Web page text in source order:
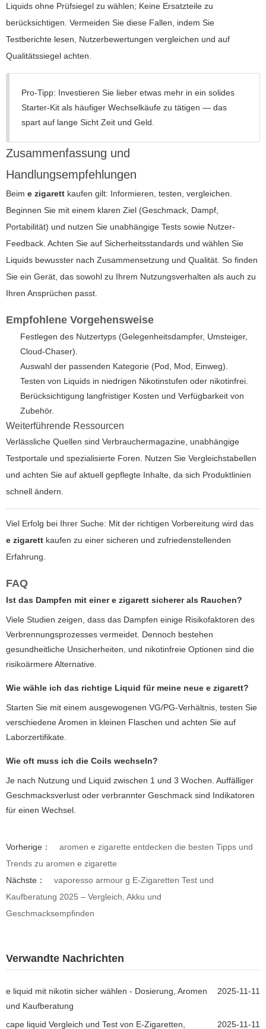
Liquids ohne Prüfsiegel zu wählen; Keine Ersatzteile zu
berücksichtigen. Vermeiden Sie diese Fallen, indem Sie
Testberichte lesen, Nutzerbewertungen vergleichen und auf
Qualitätssiegel achten.
Pro-Tipp: Investieren Sie lieber etwas mehr in ein solides
Starter-Kit als häufiger Wechselkäufe zu tätigen — das
spart auf lange Sicht Zeit und Geld.
Zusammenfassung und
Handlungsempfehlungen
Beim e zigarett kaufen gilt: Informieren, testen, vergleichen.
Beginnen Sie mit einem klaren Ziel (Geschmack, Dampf,
Portabilität) und nutzen Sie unabhängige Tests sowie Nutzer-
Feedback. Achten Sie auf Sicherheitsstandards und wählen Sie
Liquids bewusster nach Zusammensetzung und Qualität. So finden
Sie ein Gerät, das sowohl zu Ihrem Nutzungsverhalten als auch zu
Ihren Ansprüchen passt.
Empfohlene Vorgehensweise
Festlegen des Nutzertyps (Gelegenheitsdampfer, Umsteiger,
Cloud-Chaser).
Auswahl der passenden Kategorie (Pod, Mod, Einweg).
Testen von Liquids in niedrigen Nikotinstufen oder nikotinfrei.
Berücksichtigung langfristiger Kosten und Verfügbarkeit von
Zubehör.
Weiterführende Ressourcen
Verlässliche Quellen sind Verbrauchermagazine, unabhängige
Testportale und spezialisierte Foren. Nutzen Sie Vergleichstabellen
und achten Sie auf aktuell gepflegte Inhalte, da sich Produktlinien
schnell ändern.
Viel Erfolg bei Ihrer Suche: Mit der richtigen Vorbereitung wird das
e zigarett kaufen zu einer sicheren und zufriedenstellenden
Erfahrung.
FAQ
Ist das Dampfen mit einere zigarett sicherer als Rauchen?
Viele Studien zeigen, dass das Dampfen einige Risikofaktoren des
Verbrennungsprozesses vermeidet. Dennoch bestehen
gesundheitliche Unsicherheiten, und nikotinfreie Optionen sind die
risikoärmere Alternative.
Wie wähle ich das richtige Liquid für meine neue e zigarett?
Starten Sie mit einem ausgewogenen VG/PG-Verhältnis, testen Sie
verschiedene Aromen in kleinen Flaschen und achten Sie auf
Laborzertifikate.
Wie oft muss ich die Coils wechseln?
Je nach Nutzung und Liquid zwischen 1 und 3 Wochen. Auffälliger
Geschmacksverlust oder verbrannter Geschmack sind Indikatoren
für einen Wechsel.
Vorherige：
aromen e zigarette entdecken die besten Tipps und
Trends zu aromen e zigarette
Nächste：
vaporesso armour g E-Zigaretten Test und
Kaufberatung 2025 – Vergleich, Akku und
Geschmacksempfinden
Verwandte Nachrichten
2025-11-11
e liquid mit nikotin sicher wählen - Dosierung, Aromen
und Kaufberatung
2025-11-11
cape liquid Vergleich und Test von E-Zigaretten,